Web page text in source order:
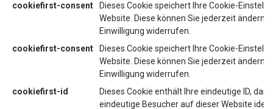
cookiefirst-consent
Dieses Cookie speichert Ihre Cookie-
Website. Diese können Sie jederzeit ändern
Einwilligung widerrufen.
cookiefirst-consent
Dieses Cookie speichert Ihre Cookie-
Website. Diese können Sie jederzeit ändern
Einwilligung widerrufen.
cookiefirst-id
Dieses Cookie enthält Ihre eindeutige ID,
eindeutige Besucher auf dieser Website